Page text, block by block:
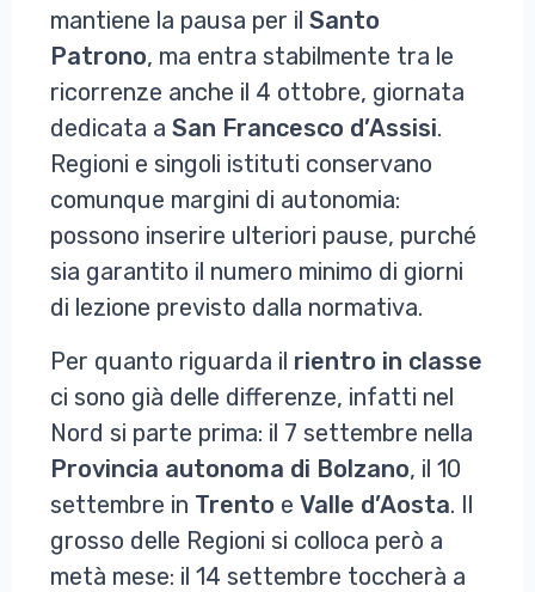
mantiene la pausa per il Santo
Patrono, ma entra stabilmente tra le
ricorrenze anche il 4 ottobre, giornata
dedicata a San Francesco d’Assisi.
Regioni e singoli istituti conservano
comunque margini di autonomia:
possono inserire ulteriori pause, purché
sia garantito il numero minimo di giorni
di lezione previsto dalla normativa.
Per quanto riguarda il rientro in classe
ci sono già delle differenze, infatti nel
Nord si parte prima: il 7 settembre nella
Provincia autonoma di Bolzano, il 10
settembre in Trento e Valle d’Aosta. Il
grosso delle Regioni si colloca però a
metà mese: il 14 settembre toccherà a